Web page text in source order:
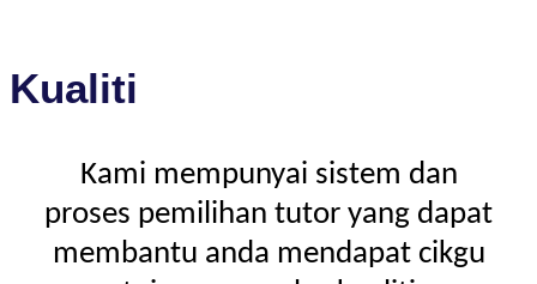
Kualiti
Kami mempunyai sistem dan
proses pemilihan tutor yang dapat
membantu anda mendapat cikgu